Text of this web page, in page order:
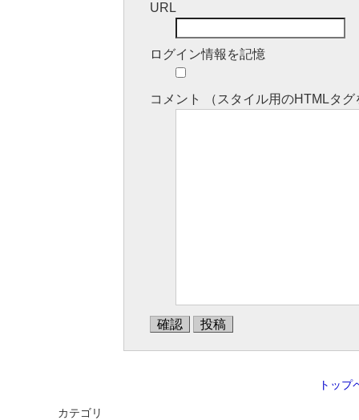
URL
ログイン情報を記憶
コメント （スタイル用のHTML
トップ
カテゴリ